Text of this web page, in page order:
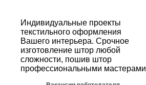
Индивидуальные проекты
текстильного оформления
Вашего интерьера. Срочное
изготовление штор любой
сложности, пошив штор
профессиональными мастерами